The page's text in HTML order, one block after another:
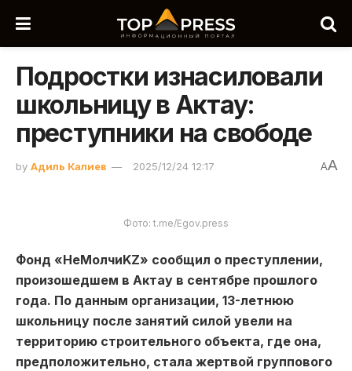
Подростки изнасиловали
школьницу в Актау:
преступники на свободе
by Адиль Калиев 2025/12/24 12:17 AA
Фото: t.me/Egov.press
Фонд «НеМолчиKZ» сообщил о преступлении,
произошедшем в Актау в сентябре прошлого
года. По данным организации, 13-летнюю
школьницу после занятий силой увели на
территорию строительного объекта, где она,
предположительно, стала жертвой группового